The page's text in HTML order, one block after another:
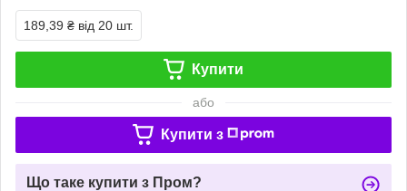
189,39 ₴ від 20 шт.
Купити
або
Купити з
Що таке купити з Пром?